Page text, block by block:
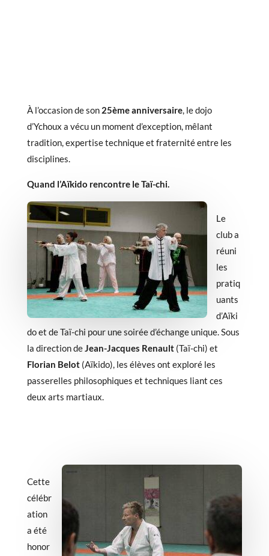
À l’occasion de son 25ème anniversaire, le dojo
d’Ychoux a vécu un moment d’exception, mêlant
tradition, expertise technique et fraternité entre les
disciplines.
Quand l’Aïkido rencontre le Taï-chi.
Le
club a
réuni
les
pratiq
uants
d’Aïki
do et de Taï-chi pour une soirée d’échange unique. Sous
la direction de Jean-Jacques Renault(Taï-chi) et
Florian Belot(Aïkido), les élèves ont exploré les
passerelles philosophiques et techniques liant ces
deux arts martiaux.
Cette
célébr
ation
a été
honor